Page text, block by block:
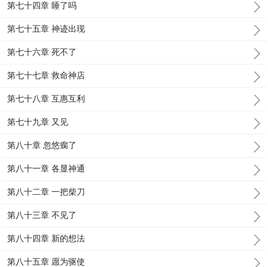
第七十四章 睡了吗
第七十五章 神迹出现
第七十六章 死不了
第七十七章 救命神店
第七十八章 互惠互利
第七十九章 又见
第八十章 忽悠瘸了
第八十一章 各显神通
第八十二章 一把柴刀
第八十三章 不见了
第八十四章 新的想法
第八十五章 愿为驱使